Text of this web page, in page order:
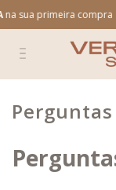
sua primeira compra